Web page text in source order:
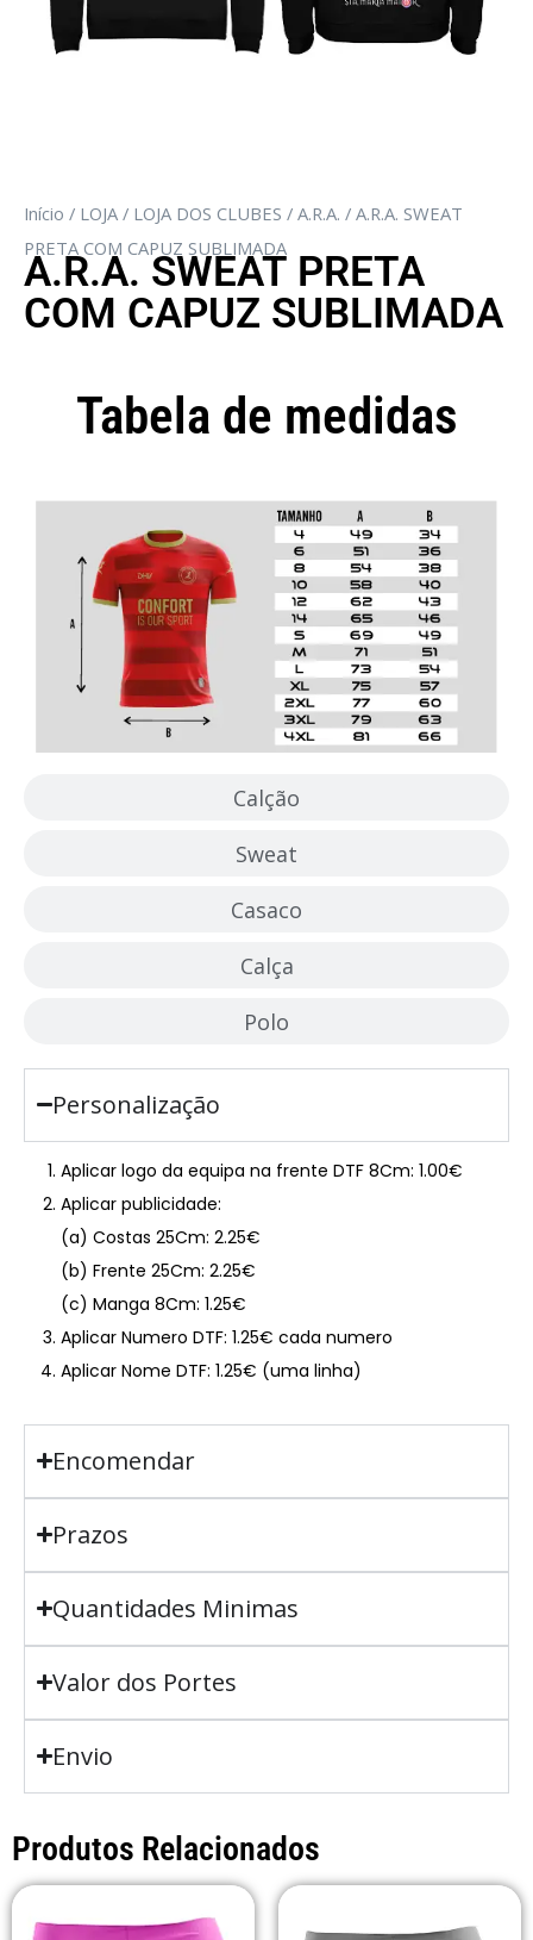
Início / LOJA / LOJA DOS CLUBES / A.R.A. / A.R.A. SWEAT
PRETA COM CAPUZ SUBLIMADA
A.R.A. SWEAT PRETA
COM CAPUZ SUBLIMADA
Tabela de medidas
Calção
Sweat
Casaco
Calça
Polo
Personalização
Aplicar logo da equipa na frente DTF 8Cm: 1.00€
Aplicar publicidade:
(a) Costas 25Cm: 2.25€
(b) Frente 25Cm: 2.25€
(c) Manga 8Cm: 1.25€
Aplicar Numero DTF: 1.25€ cada numero
Aplicar Nome DTF: 1.25€ (uma linha)
Encomendar
Prazos
Quantidades Minimas
Valor dos Portes
Envio
Produtos Relacionados